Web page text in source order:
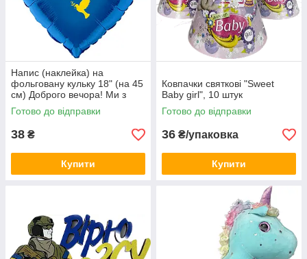
Напис (наклейка) на
фольговану кульку 18" (на 45
см) Доброго вечора! Ми з
України! (будь-який колір)
Готово до відправки
38 ₴
Купити
Ковпачки святкові "Sweet
Baby girl", 10 штук
Готово до відправки
36 ₴/упаковка
Купити